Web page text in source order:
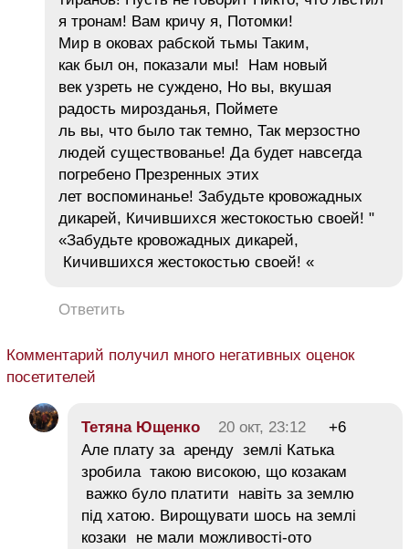
я тронам! Вам кричу я, Потомки!
Мир в оковах рабской тьмы Таким,
как был он, показали мы! Нам новый
век узреть не суждено, Но вы, вкушая
радость мирозданья, Поймете
ль вы, что было так темно, Так мерзостно
людей существованье! Да будет навсегда
погребено Презренных этих
лет воспоминанье! Забудьте кровожадных
дикарей, Кичившихся жестокостью своей! "
«Забудьте кровожадных дикарей,
Кичившихся жестокостью своей! «
Ответить
Комментарий получил много негативных оценок
посетителей
Тетяна Ющенко 20 окт, 23:12
+6
Але плату за аренду землі Катька
зробила такою високою, що козакам
важко було платити навіть за землю
під хатою. Вирощувати шось на землі
козаки не мали можливості-ото